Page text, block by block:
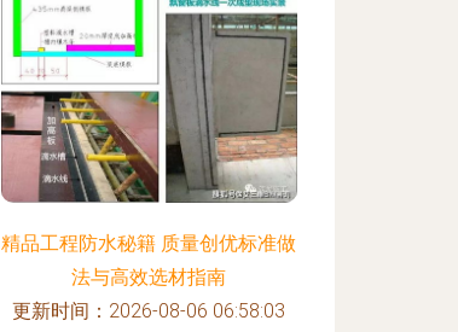
精品工程防水秘籍 质量创优标准做
法与高效选材指南
更新时间：2026-08-06 06:58:03